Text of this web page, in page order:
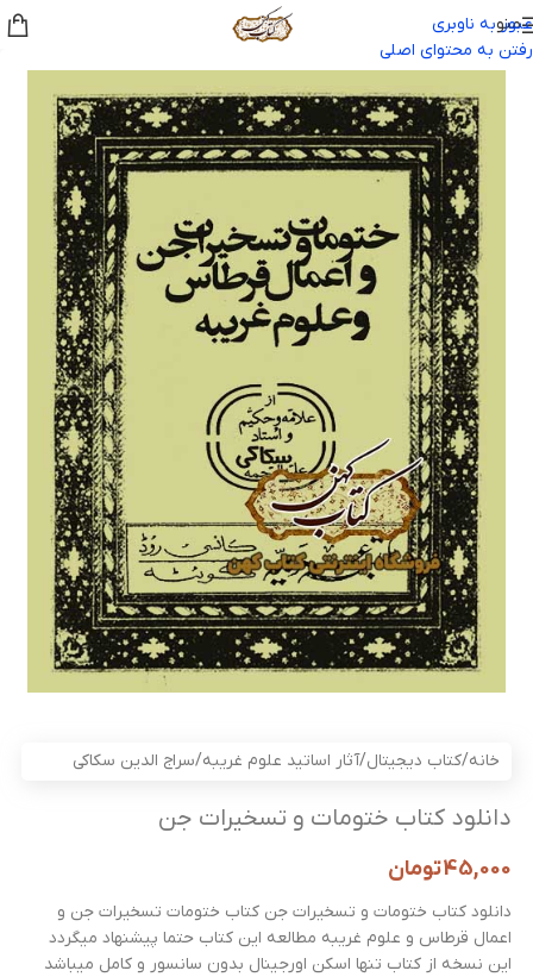
عبور به ناوبری
رفتن به محتوای اصلی
منو
خانه/کتاب دیجیتال/آثار اساتید علوم غریبه/سراج الدين سکاکی
دانلود کتاب ختومات و تسخیرات جن
45,000تومان
دانلود کتاب ختومات و تسخیرات جن کتاب ختومات تسخیرات جن و
اعمال قرطاس و علوم غریبه مطالعه این کتاب حتما پیشنهاد میگردد
این نسخه از کتاب تنها اسکن اورجینال بدون سانسور و کامل میباشد